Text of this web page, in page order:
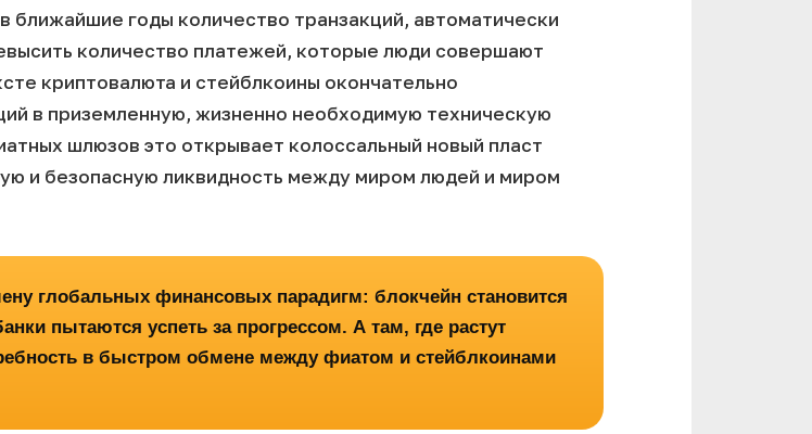
ближайшие годы количество транзакций, автоматически
количество платежей, которые люди совершают
криптовалюта и стейблкоины окончательно
в приземленную, жизненно необходимую техническую
шлюзов это открывает колоссальный новый пласт
и безопасную ликвидность между миром людей и миром
глобальных финансовых парадигм: блокчейн становится
пытаются успеть за прогрессом. А там, где растут
в быстром обмене между фиатом и стейблкоинами